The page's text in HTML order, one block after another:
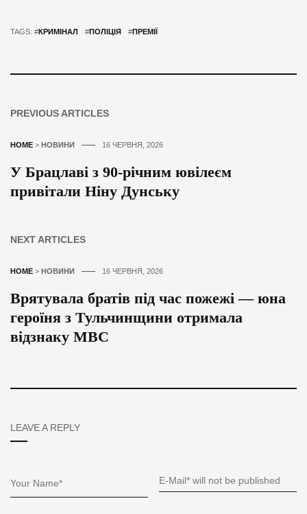
TAGS: #КРИМІНАЛ #ПОЛІЦІЯ #ПРЕМІЇ
PREVIOUS ARTICLES
HOME > НОВИНИ 16 ЧЕРВНЯ, 2026
У Брацлаві з 90-річним ювілеєм
привітали Ніну Дунську
NEXT ARTICLES
HOME > НОВИНИ 16 ЧЕРВНЯ, 2026
Врятувала братів під час пожежі — юна
героїня з Тульчинщини отримала
відзнаку МВС
LEAVE A REPLY